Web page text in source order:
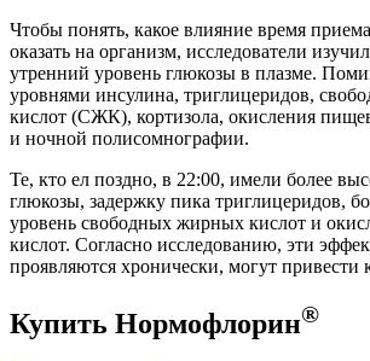
Чтобы понять, какое влияние время
оказать на организм, исследователи
утренний уровень глюкозы в плазме.
уровнями инсулина, триглицеридов,
кислот (СЖК), кортизола, окисления
и ночной полисомнографии.
Те, кто ел поздно, в 22:00, имели более
глюкозы, задержку пика триглицеридов,
уровень свободных жирных кислот и
кислот. Согласно исследованию, эти
проявляются хронически, могут
Купить Нормофлорин®